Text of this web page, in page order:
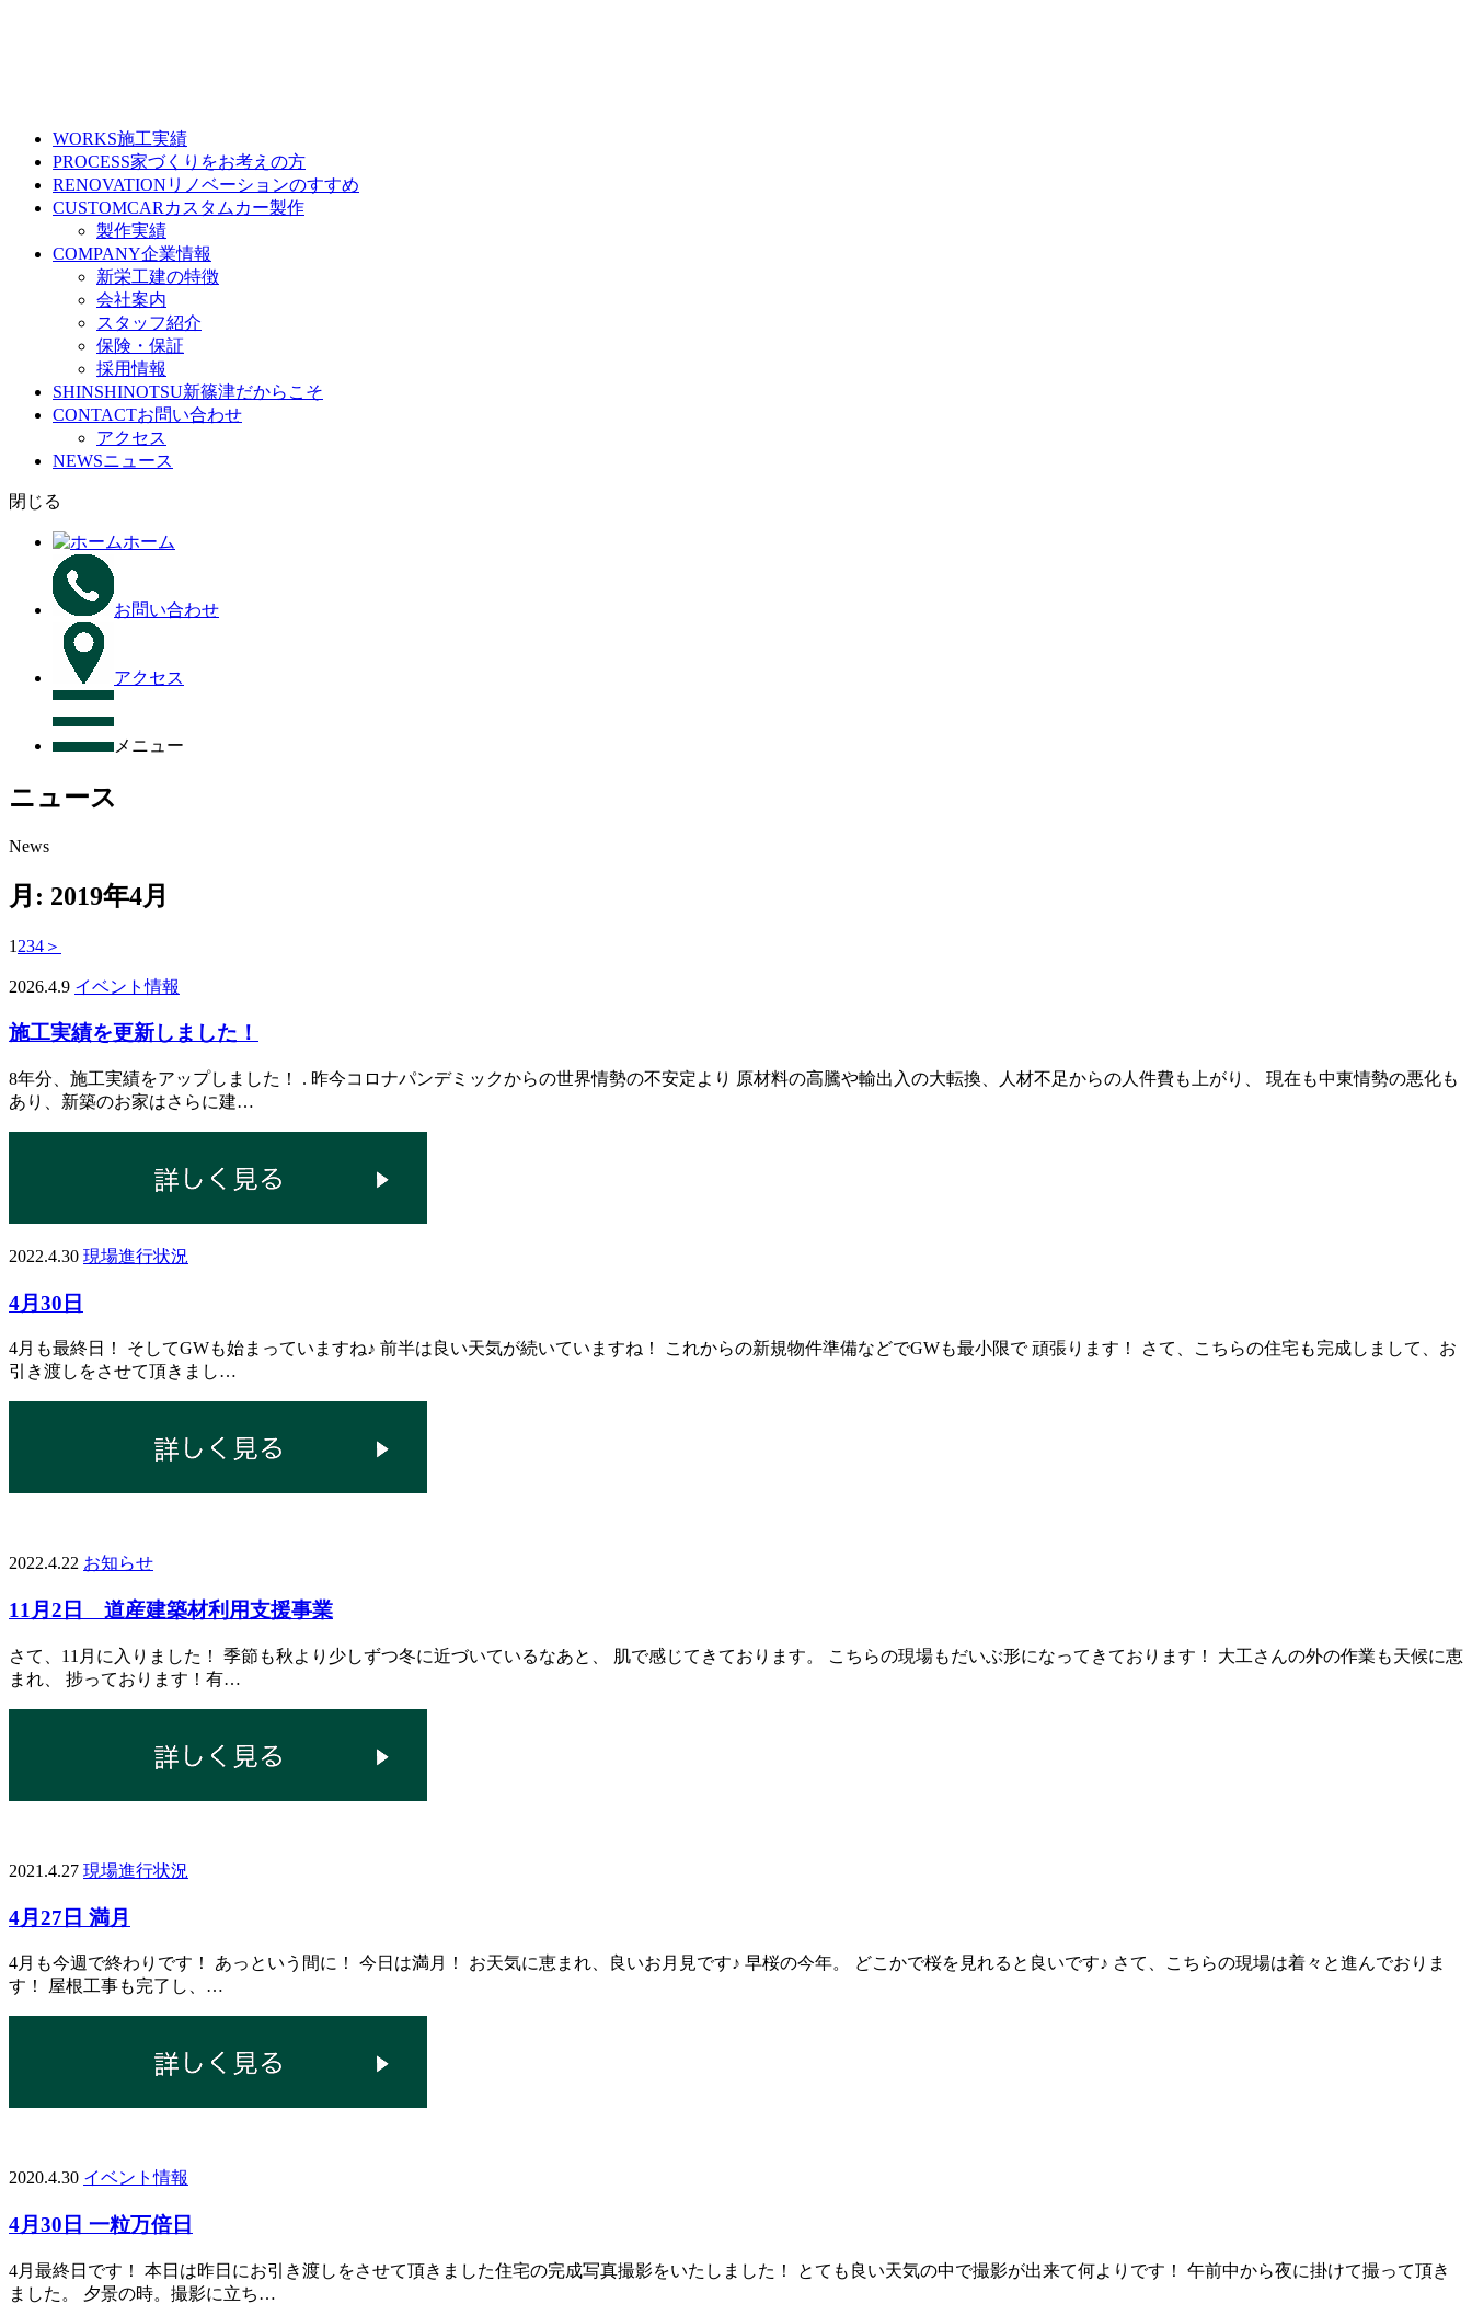
WORKS施工実績
PROCESS家づくりをお考えの方
RENOVATION リノベーションのすすめ
CUSTOMCAR カスタムカー製作
製作実績
COMPANY企業情報
新栄工建の特徴
会社案内
スタッフ紹介
保険・保証
採用情報
SHINSHINOTSU新篠津だからこそ
CONTACTお問い合わせ
アクセス
NEWSニュース
閉じる
ホーム
お問い合わせ
アクセス
メニュー
ニュース
News
月: 2019年4月
1 234 ＞
2026.4.9 イベント情報
施工実績を更新しました！
8年分、施工実績をアップしました！ . 昨今コロナパンデミックからの世界情勢の不安定より 原材料の高騰や輸出入の大転換、人材不足からの人件費も上がり、 現在も中東情勢の悪化も
あり、新築のお家はさらに建…
2022.4.30 現場進行状況
4月30日
4月も最終日！ そしてGWも始まっていますね♪ 前半は良い天気が続いていますね！ これからの新規物件準備などでGWも最小限で 頑張ります！ さて、こちらの住宅も完成しまして、お
引き渡しをさせて頂きまし…
2022.4.22 お知らせ
11月2日 道産建築材利用支援事業
さて、11月に入りました！ 季節も秋より少しずつ冬に近づいているなあと、 肌で感じてきております。 こちらの現場もだいぶ形になってきております！ 大工さんの外の作業も天候に恵
まれ、 捗っております！有…
2021.4.27 現場進行状況
4月27日 満月
4月も今週で終わりです！ あっという間に！ 今日は満月！ お天気に恵まれ、良いお月見です♪ 早桜の今年。 どこかで桜を見れると良いです♪ さて、こちらの現場は着々と進んでおりま
す！ 屋根工事も完了し、…
2020.4.30 イベント情報
4月30日 一粒万倍日
4月最終日です！ 本日は昨日にお引き渡しをさせて頂きました住宅の完成写真撮影をいたしました！ とても良い天気の中で撮影が出来て何よりです！ 午前中から夜に掛けて撮って頂き
ました。 夕景の時。撮影に立ち…